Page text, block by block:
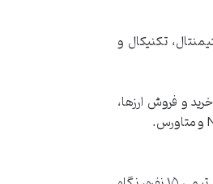
تکنیکال و
و فروش ارزها،